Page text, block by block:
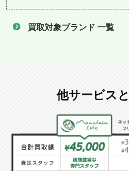
買取対象ブランド 一覧
他サービス